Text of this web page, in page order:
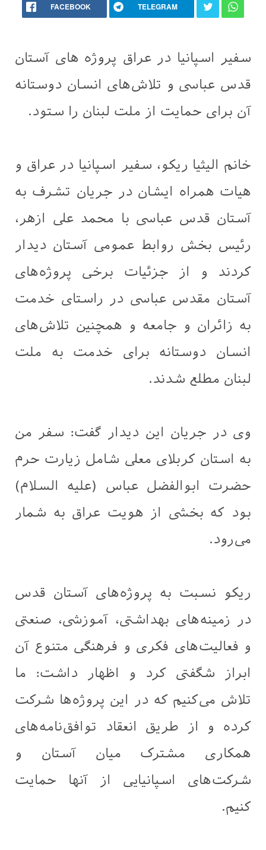
FACEBOOK TELEGRAM
سفیر اسپانیا در عراق پروژه‌ های آستان
قدس عباسی و تلاش‌های انسان دوستانه
آن برای حمایت از ملت لبنان را ستود.
خانم اليثيا ریکو، سفیر اسپانیا در عراق و
هیات همراه ایشان در جریان تشرف به
آستان قدس عباسی با محمد علی ازهر،
رئیس بخش روابط عمومی آستان دیدار
کردند و از جزئیات برخی پروژه‌های
آستان مقدس عباسی در راستای خدمت
به زائران و جامعه و همچنین تلاش‌های
انسان دوستانه برای خدمت به ملت
لبنان مطلع شدند.
وی در جریان این دیدار گفت: سفر من
به استان کربلای معلی شامل زیارت حرم
حضرت ابوالفضل عباس (علیه السلام)
بود که بخشی از هویت عراق به شمار
می‌رود.
ریکو نسبت به پروژه‌های آستان قدس
در زمینه‌های بهداشتی، آموزشی، صنعتی
و فعالیت‌های فکری و فرهنگی متنوع آن
ابراز شگفتی کرد و اظهار داشت: ما
تلاش می‌کنیم که در این پروژه‌ها شرکت
کرده و از طریق انعقاد توافق‌نامه‌های
همکاری مشترک میان آستان و
شرکت‌های اسپانیایی از آنها حمایت
کنیم.